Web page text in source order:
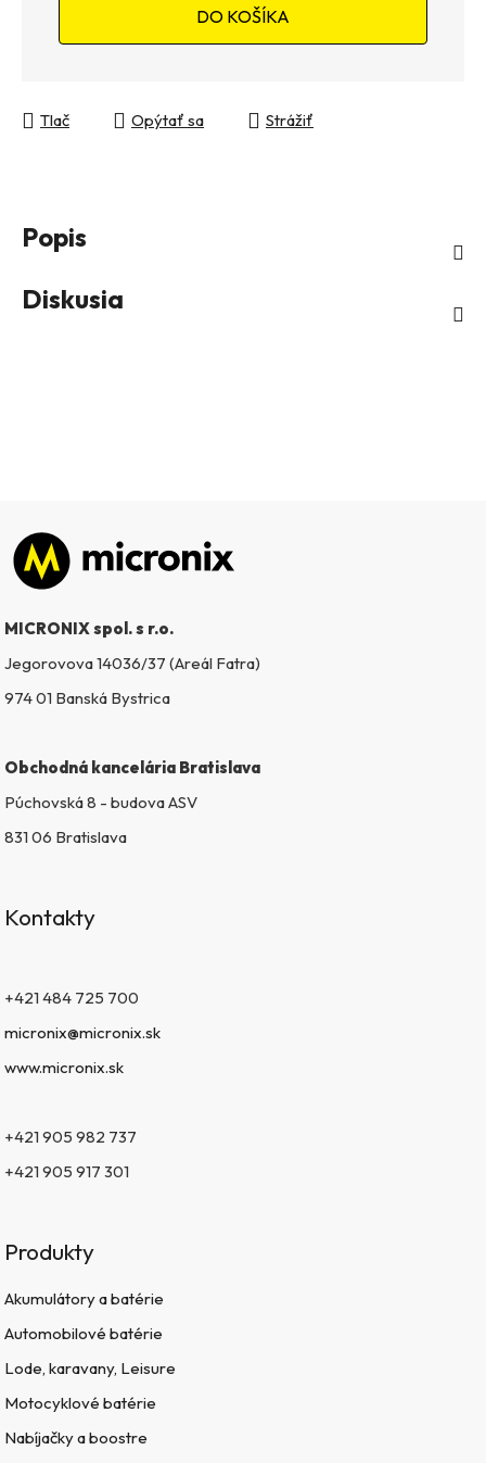
DO KOŠÍKA
Tlač Opýtať sa Strážiť
Popis
Diskusia
Zápätie
MICRONIX spol. s r.o.
Jegorovova 14036/37 (Areál Fatra)
974 01 Banská Bystrica
Obchodná kancelária Bratislava
Púchovská 8 - budova ASV
831 06 Bratislava
Kontakty
+421 484 725 700
micronix@micronix.sk
www.micronix.sk
+421 905 982 737
+421 905 917 301
Produkty
Akumulátory a batérie
Automobilové batérie
Lode, karavany, Leisure
Motocyklové batérie
Nabíjačky a boostre